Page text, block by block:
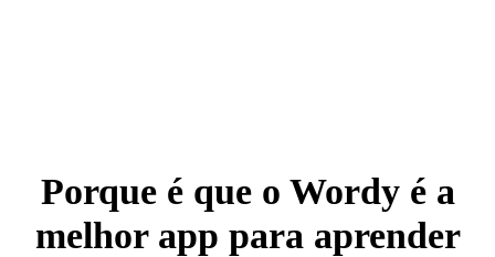
Porque é que o Wordy é a
melhor app para aprender